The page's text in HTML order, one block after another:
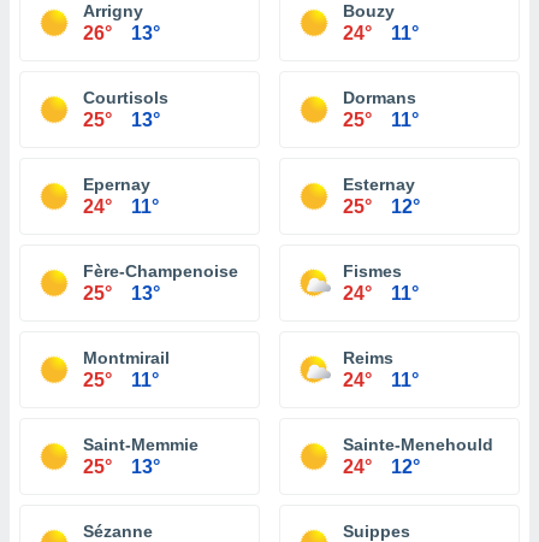
Arrigny
26° 13°
Bouzy
24° 11°
Courtisols
25° 13°
Dormans
25° 11°
Epernay
24° 11°
Esternay
25° 12°
Fère-Champenoise
25° 13°
Fismes
24° 11°
Montmirail
25° 11°
Reims
24° 11°
Saint-Memmie
25° 13°
Sainte-Menehould
24° 12°
Sézanne Suippes